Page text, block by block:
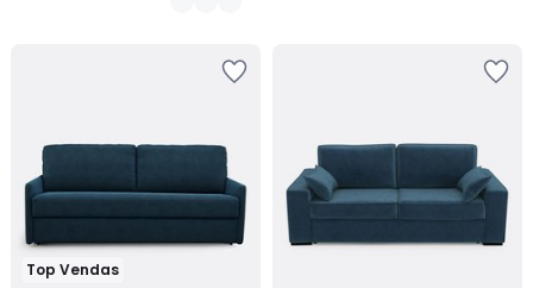
Top Vendas